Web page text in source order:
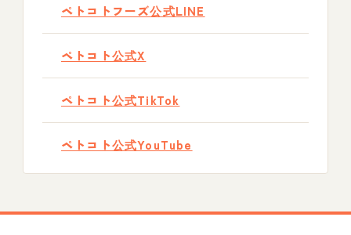
ペトコトフーズ公式LINE
ペトコト公式X
ペトコト公式TikTok
ペトコト公式YouTube